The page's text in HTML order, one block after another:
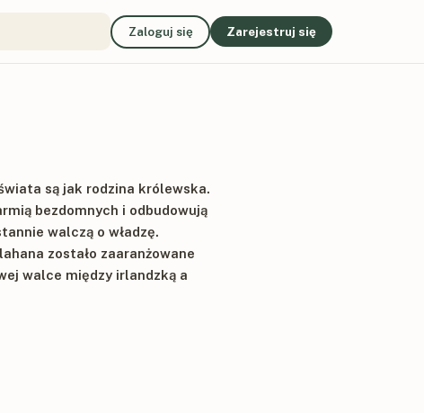
Zaloguj się Zarejestruj się
są jak rodzina królewska.
bezdomnych i odbudowują
walczą o władzę.
zostało zaaranżowane
walce między irlandzką a